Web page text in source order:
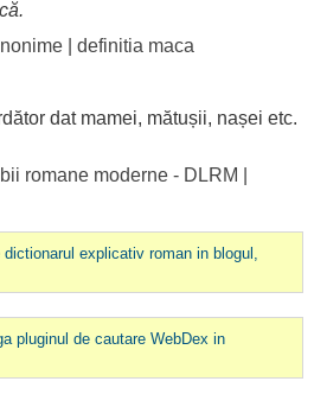
.
| definitia maca
dat mamei, mătușii, nașei etc.
romane moderne - DLRM
explicativ roman in blogul,
pluginul de cautare WebDex in